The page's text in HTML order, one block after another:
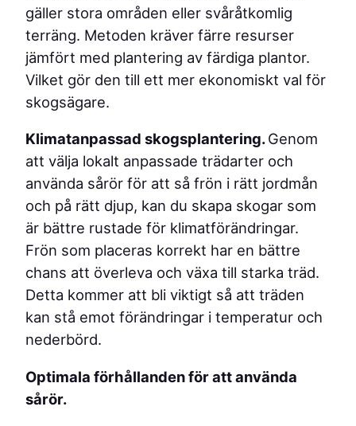
gäller stora områden eller svåråtkomlig
terräng. Metoden kräver färre resurser
jämfört med plantering av färdiga plantor.
Vilket gör den till ett mer ekonomiskt val för
skogsägare.
Klimatanpassad skogsplantering.Genom
att välja lokalt anpassade trädarter och
använda sårör för att så frön i rätt jordmån
och på rätt djup, kan du skapa skogar som
är bättre rustade för klimatförändringar.
Frön som placeras korrekt har en bättre
chans att överleva och växa till starka träd.
Detta kommer att bli viktigt så att träden
kan stå emot förändringar i temperatur och
nederbörd.
Optimala förhållanden för att använda
sårör.